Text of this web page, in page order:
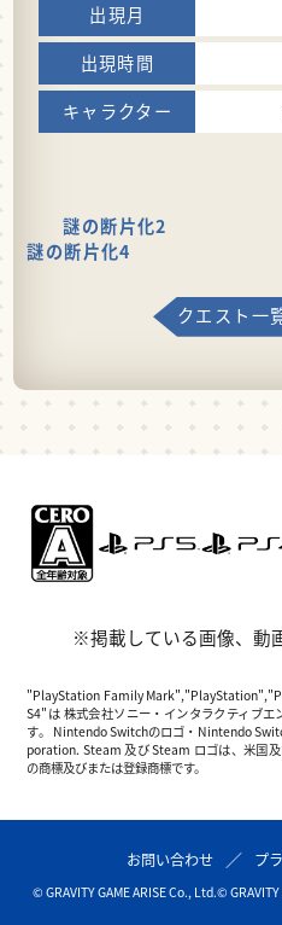
謎の断片化2
謎の断片化4
クエスト一
※掲載している画像、動
"PlayStation Family
S4"は 株式会社ソニー・インタラクティブ
す。 Nintendo Switchのロゴ・Nintendo
poration. Steam 及び Steam ロゴは、米国
の商標及びまたは登録商標です。
お問い合わせ プ
© GRAVITY GAME ARISE Co., Ltd.©